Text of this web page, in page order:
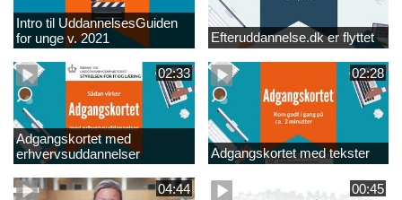
Intro til UddannelsesGuiden
for unge v. 2021
Efteruddannelse.dk er flyttet
02:33
Adgangskortet med
erhvervsuddannelser
02:28
Adgangskortet med tekster
04:44 00:45